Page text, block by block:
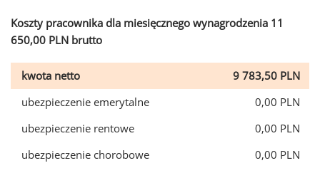
Koszty pracownika dla miesięcznego wynagrodzenia 11
650,00 PLN brutto
kwota netto
9 783,50 PLN
ubezpieczenie emerytalne
0,00 PLN
ubezpieczenie rentowe
0,00 PLN
ubezpieczenie chorobowe
0,00 PLN